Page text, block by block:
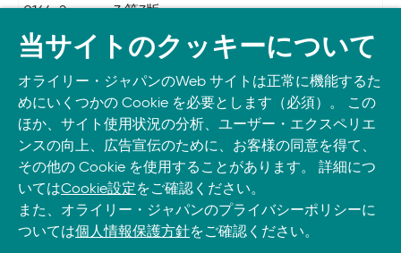
0164-2
3 第3版
978-4-8144-
0165-9
詳解 組み込
みシステム
第2版
4,400 2026/04/17
978-4-8144-
0166-6
AIがわかる
数学入門
5,390 2026/07/15
978-4-8144-
0167-3
Node.jsプロ
ジェクト
4,620 2026/07/03
978-4-8144-
0168-0
シニアエン
ジニアリン
グリーダー
4,180
当サイトのクッキーについて
オライリー・ジャパンのWeb サイトは正常に機能するた
めにいくつかの Cookie を必要とします（必須）。 この
ほか、サイト使用状況の分析、ユーザー・エクスペリエ
ンスの向上、広告宣伝のために、お客様の同意を得て、
その他の Cookie を使用することがあります。 詳細につ
いてはCookie設定をご確認ください。
また、オライリー・ジャパンのプライバシーポリシーに
ついては個人情報保護方針をご確認ください。